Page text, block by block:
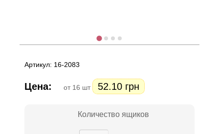
Артикул: 16-2083
Цена: от 16 шт 52.10 грн
Количество ящиков